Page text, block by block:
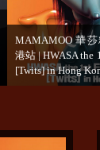
鄭容和首個戶外
2023 Jung Yong
CITY’ in Hong